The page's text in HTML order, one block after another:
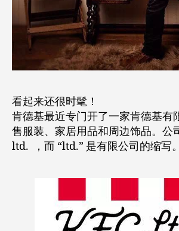
看起来还很时髦！
肯德基最近专门开了一家肯德基有
售服装、家居用品和周边饰品。公
ltd.
，而 “ltd.” 是有限公司的缩写。